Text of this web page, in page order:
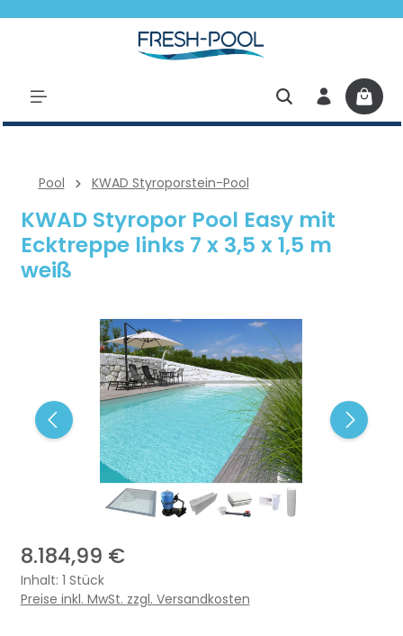
Pool KWAD Styroporstein-Pool
KWAD Styropor Pool Easy mit
Ecktreppe links 7 x 3,5 x 1,5 m
weiß
Bildergalerie überspringen
8.184,99 €
Inhalt: 1 Stück
Preise inkl. MwSt. zzgl. Versandkosten